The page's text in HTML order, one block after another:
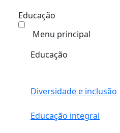
Educação
Menu principal
Educação
Diversidade e inclusão
Educação integral